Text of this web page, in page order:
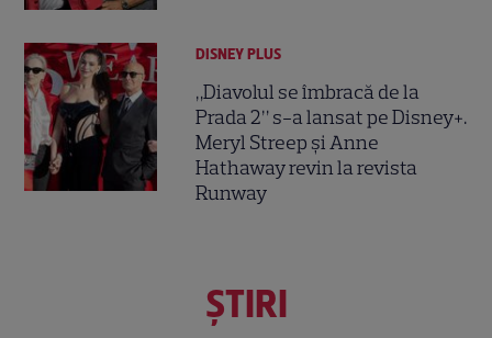
DISNEY PLUS
„Diavolul se îmbracă de la
Prada 2” s-a lansat pe Disney+.
Meryl Streep și Anne
Hathaway revin la revista
Runway
ŞTIRI